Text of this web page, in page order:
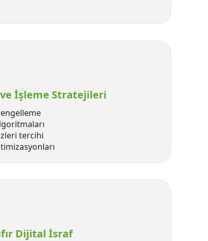
İşleme Stratejileri
engelleme
tercihi
Dijital İsraf